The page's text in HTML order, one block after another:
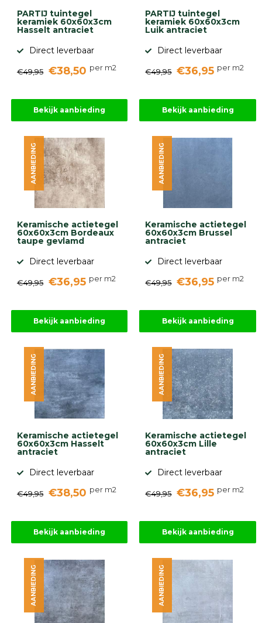
Opsluitbanden
Betonbanden
Palissades
Halfverharding
Afwatering
diversen
Beplantings
betonelementen
Overig
Kunstgras
Compleet
tuinproject
Onlinebestrating.nl
9.1
gebaseerd
PARTIJ tuintegel
keramiek 60x60x3cm
Hasselt antraciet
Direct leverbaar
€49,95 €38,50 per m2
Bekijk aanbieding
PARTIJ tuintegel
keramiek 60x60x3cm
Luik antraciet
Direct leverbaar
€49,95 €36,95 per m2
Bekijk aanbieding
Keramische actietegel
60x60x3cm Bordeaux
taupe gevlamd
Direct leverbaar
€49,95 €36,95 per m2
AANBIEDING
Bekijk aanbieding
Keramische actietegel
60x60x3cm Brussel
antraciet
Direct leverbaar
€49,95 €36,95 per m2
AANBIEDING
Bekijk aanbieding
Keramische actietegel
60x60x3cm Hasselt
antraciet
Direct leverbaar
€49,95 €38,50 per m2
AANBIEDING
Bekijk aanbieding
Keramische actietegel
60x60x3cm Lille
antraciet
Direct leverbaar
€49,95 €36,95 per m2
AANBIEDING
Bekijk aanbieding
AANBIEDING AANBIEDING